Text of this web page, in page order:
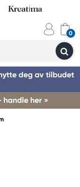
deg av tilbudet
her »